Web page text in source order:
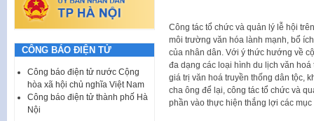
Công tác tổ chức và quản lý lễ hội
môi trường văn hóa lành mạnh, bổ
của nhân dân. Với ý thức hướng về
đa dạng các loại hình du lịch văn
giá trị văn hoá truyền thống dân tộc,
cha ông để lại, công tác tổ chức và
phần vào thực hiện thắng lợi các
CÔNG BÁO ĐIỆN TỬ
Công báo điện tử nước Cộng
hòa xã hội chủ nghĩa Việt Nam
Công báo điện tử thành phố Hà
Nội